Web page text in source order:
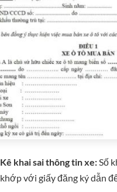
Kê khai sai thông tin xe:Số
khớp với giấy đăng ký dẫn